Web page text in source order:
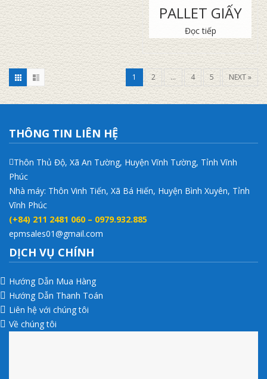
PALLET GIẤY
Đọc tiếp
1 2 … 4 5 NEXT »
THÔNG TIN LIÊN HỆ
Thôn Thủ Độ, Xã An Tường, Huyện Vĩnh Tường, Tỉnh Vĩnh
Phúc
Nhà máy: Thôn Vinh Tiến, Xã Bá Hiến, Huyện Bình Xuyên, Tỉnh
Vĩnh Phúc
(+84) 211 2481 060 – 0979.932.885
epmsales01@gmail.com
DỊCH VỤ CHÍNH
Hướng Dẫn Mua Hàng
Hướng Dẫn Thanh Toán
Liên hệ với chúng tôi
Về chúng tôi